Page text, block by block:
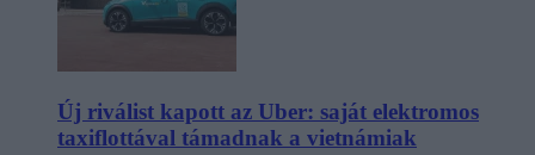
Új riválist kapott az Uber: saját elektromos
taxiflottával támadnak a vietnámiak